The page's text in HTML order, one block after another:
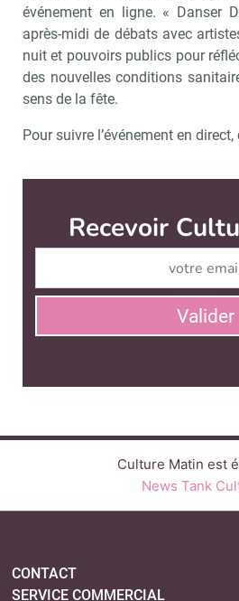
événement en ligne. « Danser
après-midi de débats avec
nuit et pouvoirs publics pour
des nouvelles conditions
sens de la fête.
Pour suivre l’événement en direct,
Recevoir
Valider
Culture Matin est
News Tank
CONTACT
SERVICE COMMERCIAL